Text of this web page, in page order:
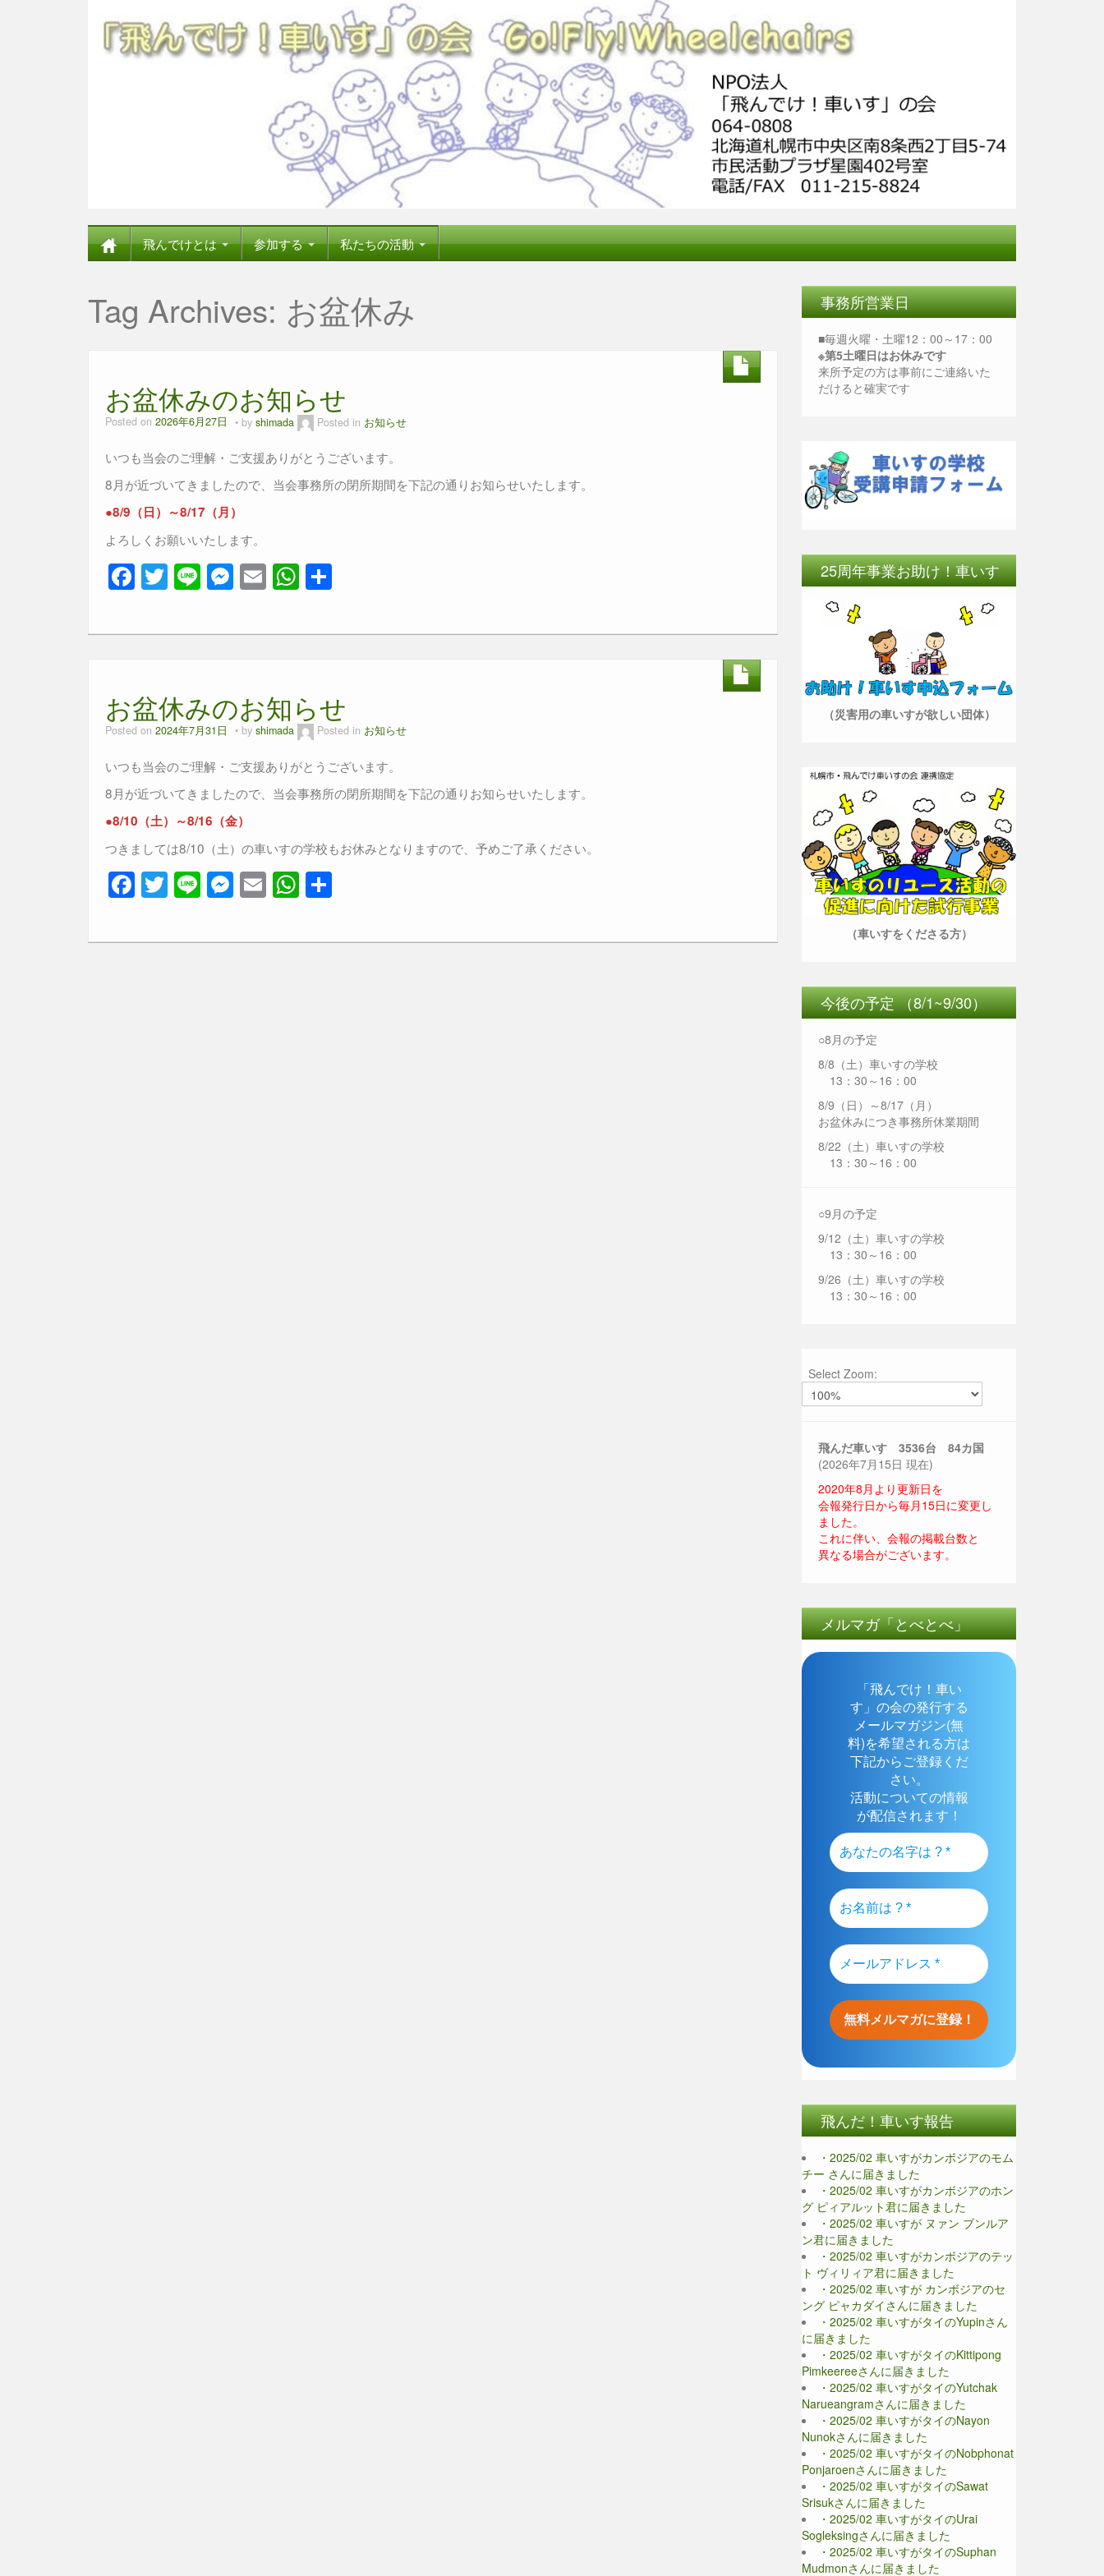
飛んでけとは 参加する 私たちの活動
Tag Archives: お盆休み
お盆休みのお知らせ
Posted on 2026年6月27日 by shimada Posted in お知らせ
いつも当会のご理解・ご支援ありがとうございます。
8月が近づいてきましたので、当会事務所の閉所期間を下記の通りお知らせいたします。
●8/9（日）～8/17（月）
よろしくお願いいたします。
F
a
c
o
o
k
T
wi
tt
Li
n
e
M
e
ss
g
er
E
m
ail
W
h
at
p
p
お盆休みのお知らせ
Posted on 2024年7月31日 by shimada Posted in お知らせ
いつも当会のご理解・ご支援ありがとうございます。
8月が近づいてきましたので、当会事務所の閉所期間を下記の通りお知らせいたします。
●8/10（土）～8/16（金）
つきましては8/10（土）の車いすの学校もお休みとなりますので、予めご了承ください。
F
a
c
T
wi
tt
Li
n
e
M
e
ss
E
m
ail
W
h
at
事務所営業日
■毎週火曜・土曜12：00～17：00
※第5土曜日はお休みです
来所予定の方は事前にご連絡いた
だけると確実です
25周年事業お助け！車いす
（災害用の車いすが欲しい団体）
（車いすをくださる方）
今後の予定 （8/1~9/30）
○8月の予定
8/8（土）車いすの学校
13：30～16：00
8/9（日）～8/17（月）
お盆休みにつき事務所休業期間
8/22（土）車いすの学校
13：30～16：00
○9月の予定
9/12（土）車いすの学校
13：30～16：00
9/26（土）車いすの学校
13：30～16：00
Select Zoom:
飛んだ車いす 3536台 84カ国
(2026年7月15日 現在)
2020年8月より更新日を
会報発行日から毎月15日に変更し
ました。
これに伴い、会報の掲載台数と
異なる場合がございます。
メルマガ「とべとべ」
「飛んでけ！車い
す」の会の発行する
メールマガジン(無
料)を希望される方は
下記からご登録くだ
さい。
活動についての情報
が配信されます！
飛んだ！車いす報告
・2025/02 車いすがカンボジアのモム
チー さんに届きました
・2025/02 車いすがカンボジアのホン
グ ピィアルット君に届きました
・2025/02 車いすが ヌァン ブンルア
ン君に届きました
・2025/02 車いすがカンボジアのテッ
ト ヴィリィア君に届きました
・2025/02 車いすが カンボジアのセ
ング ピャカダイさんに届きました
・2025/02 車いすがタイのYupinさん
に届きました
・2025/02 車いすがタイのKittipong
Pimkeereeさんに届きました
・2025/02 車いすがタイのYutchak
Narueangramさんに届きました
・2025/02 車いすがタイのNayon
Nunokさんに届きました
・2025/02 車いすがタイのNobphonat
Ponjaroenさんに届きました
・2025/02 車いすがタイのSawat
Srisukさんに届きました
・2025/02 車いすがタイのUrai
Sogleksingさんに届きました
・2025/02 車いすがタイのSuphan
Mudmonさんに届きました